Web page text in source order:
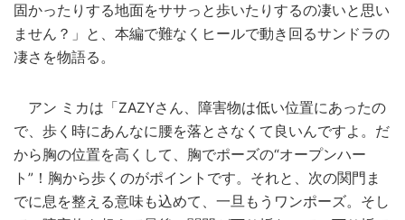
固かったりする地面をササっと歩いたりするの凄いと思い
ません？」と、本編で難なくヒールで動き回るサンドラの
凄さを物語る。
アン ミカは「ZAZYさん、障害物は低い位置にあったの
で、歩く時にあんなに腰を落とさなくて良いんですよ。だ
から胸の位置を高くして、胸でポーズの“オープンハー
ト”！胸から歩くのがポイントです。それと、次の関門ま
でに息を整える意味も込めて、一旦もうワンポーズ。そし